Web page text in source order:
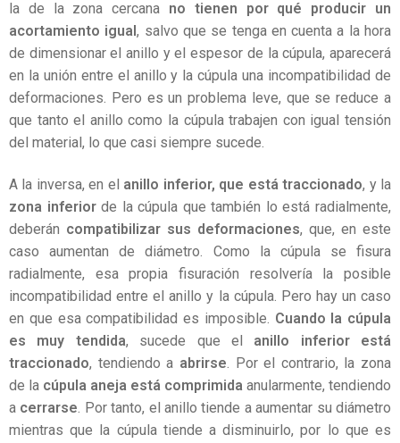
la de la zona cercana no tienen por qué producir un
acortamiento igual, salvo que se tenga en cuenta a la hora
de dimensionar el anillo y el espesor de la cúpula, aparecerá
en la unión entre el anillo y la cúpula una incompatibilidad de
deformaciones. Pero es un problema leve, que se reduce a
que tanto el anillo como la cúpula trabajen con igual tensión
del material, lo que casi siempre sucede.
A la inversa, en el anillo inferior, que está traccionado, y la
zona inferiorde la cúpula que también lo está radialmente,
deberán compatibilizar sus deformaciones, que, en este
caso aumentan de diámetro. Como la cúpula se fisura
radialmente, esa propia fisuración resolvería la posible
incompatibilidad entre el anillo y la cúpula. Pero hay un caso
en que esa compatibilidad es imposible. Cuando la cúpula
es muy tendida, sucede que el anillo inferior está
traccionado, tendiendo a abrirse. Por el contrario, la zona
de la cúpula aneja está comprimida anularmente, tendiendo
a cerrarse. Por tanto, el anillo tiende a aumentar su diámetro
mientras que la cúpula tiende a disminuirlo, por lo que es